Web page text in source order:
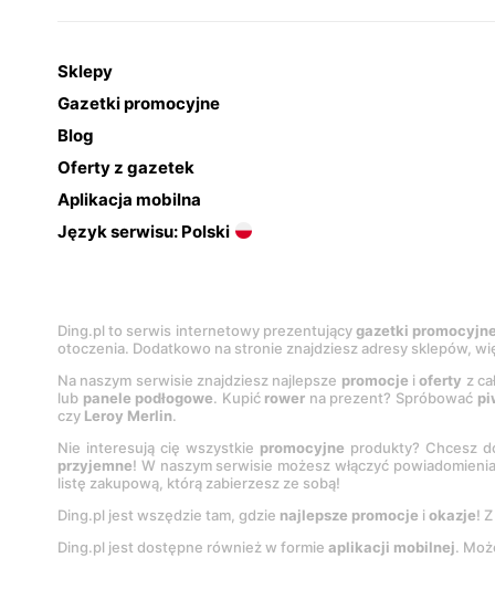
Sklepy
Gazetki promocyjne
Blog
Oferty z gazetek
Aplikacja mobilna
Język serwisu: Polski
Ding.pl to serwis internetowy prezentującygazetki
otoczenia. Dodatkowo na stronie znajdziesz adresy sklepów,
Na naszym serwisie znajdziesz najlepsze promocje ioferty z
lub panele podłogowe. Kupić rower na prezent? Spróbować
czy Leroy Merlin.
Nie interesują cię wszystkie promocyjne produkty? Chcesz
przyjemne! W naszym serwisie możesz włączyć
listę zakupową, którą zabierzesz ze sobą!
Ding.pl jest wszędzie tam, gdzie najlepsze promocje i okazje!
Ding.pl jest dostępne również w formie aplikacji mobilnej.